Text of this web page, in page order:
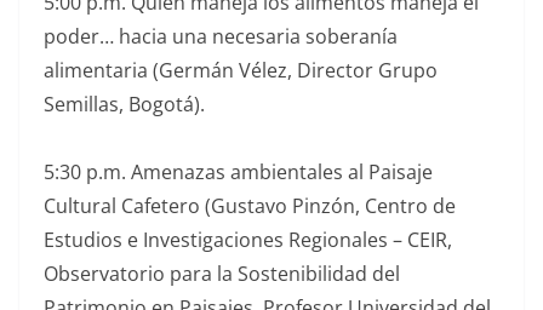
poder… hacia una necesaria soberanía
alimentaria (Germán Vélez, Director Grupo
Semillas, Bogotá).
5:30 p.m. Amenazas ambientales al Paisaje
Cultural Cafetero (Gustavo Pinzón, Centro de
Estudios e Investigaciones Regionales – CEIR,
Observatorio para la Sostenibilidad del